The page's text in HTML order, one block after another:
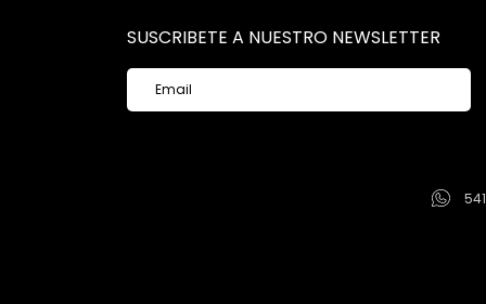
SUSCRIBETE A NUESTRO NEWSLETTER